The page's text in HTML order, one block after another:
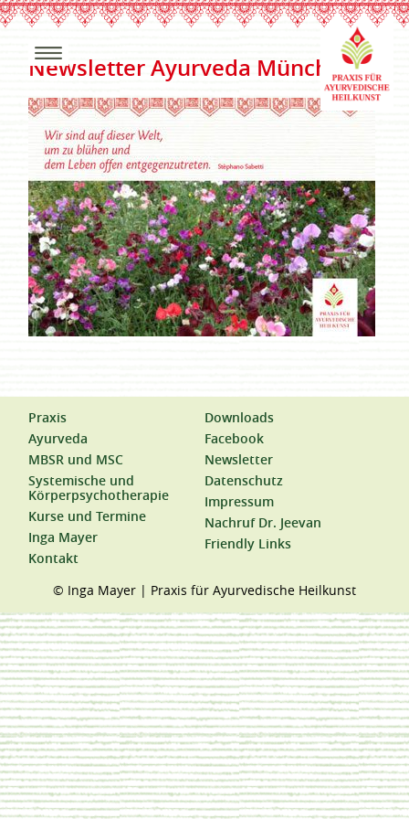
Newsletter Ayurveda München
Praxis
Ayurveda
MBSR und MSC
Systemische und
Körperpsychotherapie
Kurse und Termine
Inga Mayer
Kontakt
Downloads
Facebook
Newsletter
Datenschutz
Impressum
Nachruf Dr. Jeevan
Friendly Links
© Inga Mayer | Praxis für Ayurvedische Heilkunst